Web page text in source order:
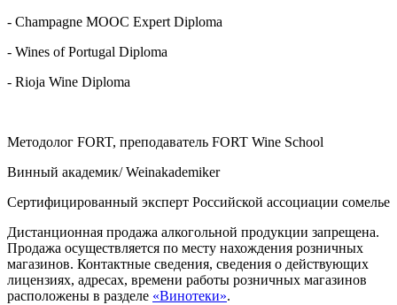
- Champagne MOOC Expert Diploma
- Wines of Portugal Diploma
- Rioja Wine Diploma
Методолог FORT, преподаватель FORT Wine School
Винный академик/ Weinakademiker
Сертифицированный эксперт Российской ассоциации сомелье
Дистанционная продажа алкогольной продукции запрещена.
Продажа осуществляется по месту нахождения розничных
магазинов. Контактные сведения, сведения о действующих
лицензиях, адресах, времени работы розничных магазинов
расположены в разделе «Винотеки».